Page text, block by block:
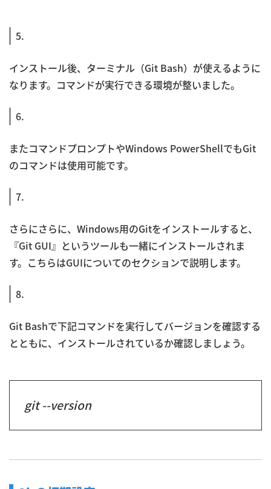
5.
インストール後、ターミナル（Git Bash）が使えるように
なります。コマンドが実行できる環境が整いました。
6.
またコマンドプロンプトやWindows PowerShellでもGit
のコマンドは使用可能です。
7.
さらにさらに、Windows用のGitをインストールすると、
『Git GUI』というツールも一緒にインストールされま
す。こちらはGUIについてのセクションで説明します。
8.
Git Bashで下記コマンドを実行してバージョンを確認する
とともに、インストールされているか確認しましょう。
git --version